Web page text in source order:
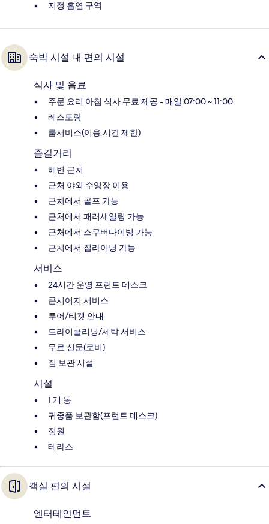
지정 흡연 구역
숙박 시설 내 편의 시설
식사 및 음료
주문 요리 아침 식사 무료 제공 - 매일 07:00 ~ 11:00
레스토랑
룸서비스(이용 시간 제한)
즐길거리
해변 근처
근처 야외 수영장 이용
근처에서 골프 가능
근처에서 패러세일링 가능
근처에서 스쿠버다이빙 가능
근처에서 집라이닝 가능
서비스
24시간 운영 프런트 데스크
콘시어지 서비스
투어/티켓 안내
드라이클리닝/세탁 서비스
무료 신문(로비)
짐 보관 시설
시설
1 개 동
귀중품 보관함(프런트 데스크)
정원
테라스
객실 편의 시설
엔터테인먼트